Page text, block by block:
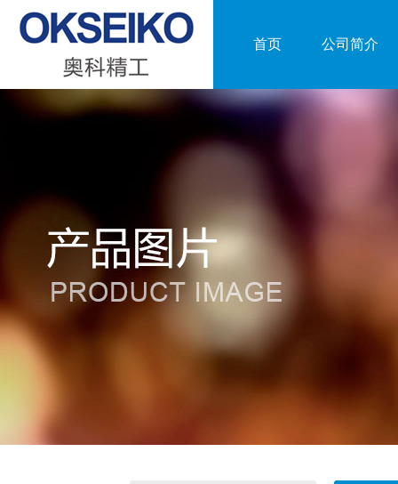
首页 公司简介